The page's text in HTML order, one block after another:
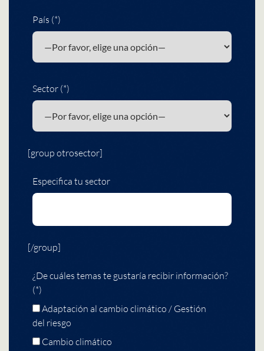
País (*)
Sector (*)
[group otrosector]
Especifica tu sector
[/group]
¿De cuáles temas te gustaría recibir información?
(*)
Adaptación al cambio climático / Gestión
del riesgo
Cambio climático